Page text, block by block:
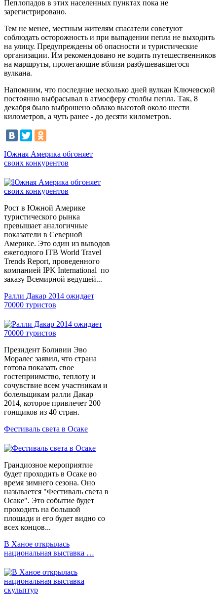
Пеплопадов в этих населенных пунктах пока не
зарегистрировано.
Тем не менее, местным жителям спасатели советуют
соблюдать осторожность и при выпадении пепла не выходить
на улицу. Предупреждены об опасности и туристические
организации. Им рекомендовано не водить путешественников
на маршруты, пролегающие вблизи разбушевавшегося
вулкана.
Напомним, что последние несколько дней вулкан Ключевской
постоянно выбрасывал в атмосферу столбы пепла. Так, 8
декабря было выброшено облако высотой около шести
километров, а чуть ранее - до десяти километров.
Южная Америка обгоняет
своих конкурентов
Рост в Южной Америке
туристического рынка
превышает аналогичные
показатели в Северной
Америке. Это один из выводов
ежегодного ITB World Travel
Trends Report, проведенного
компанией IPK International по
заказу Всемирной ведущей...
Ралли Дакар 2014 ожидает
70000 туристов
Президент Боливии Эво
Моралес заявил, что страна
готова показать свое
гостеприимство, теплоту и
сочувствие всем участникам и
болельщикам ралли Дакар
2014, которое привлечет 200
гонщиков из 40 стран.
Фестиваль света в Осаке
Грандиозное мероприятие
будет проходить в Осаке во
время зимнего сезона. Оно
называется "Фестиваль света в
Осаке". Это событие будет
проходить на большой
площади и его будет видно со
всех концов...
В Ханое открылась
национальная выставка …